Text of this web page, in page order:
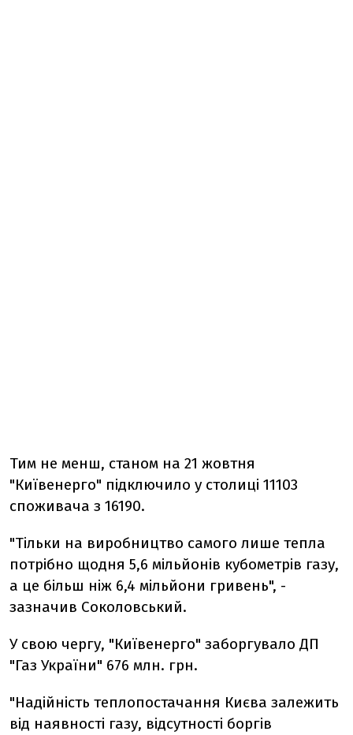
Тим не менш, станом на 21 жовтня
"Київенерго" підключило у столиці 11103
споживача з 16190.
"Тільки на виробництво самого лише тепла
потрібно щодня 5,6 мільйонів кубометрів газу,
а це більш ніж 6,4 мільйони гривень", -
зазначив Соколовський.
У свою чергу, "Київенерго" заборгувало ДП
"Газ України" 676 млн. грн.
"Надійність теплопостачання Києва залежить
від наявності газу, відсутності боргів